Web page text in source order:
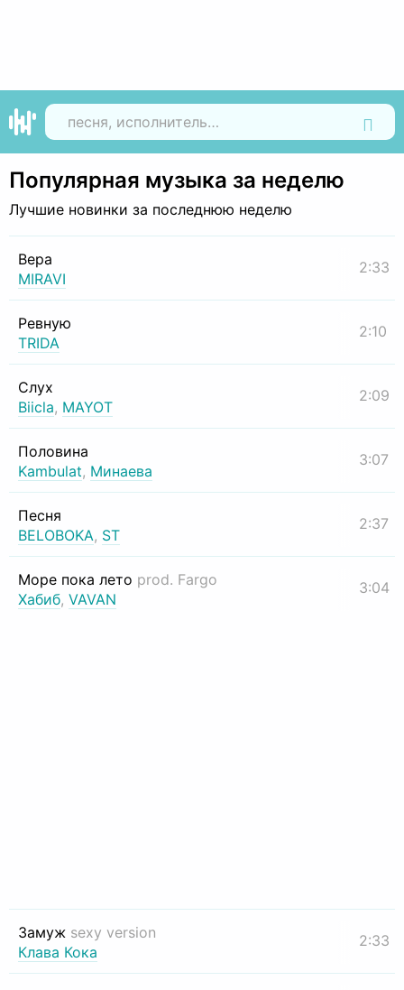
Популярная музыка за неделю
Лучшие новинки за последнюю неделю
Вера
MIRAVI
2:33
Ревную
TRIDA
2:10
Слух
Biicla, MAYOT
2:09
Половина
Kambulat, Минаева
3:07
Песня
BELOBOKA, ST
2:37
Море пока лето prod. Fargo
Хабиб, VAVAN
3:04
Замуж sexy version
Клава Кока
2:33